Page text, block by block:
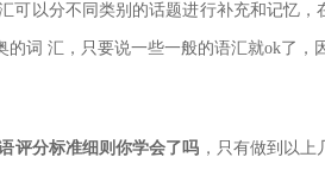
可以分不同类别的话题进行补充和记忆
的词 汇，只要说一些一般的语汇就ok了，
评分标准细则你学会了吗 ，只有做到以